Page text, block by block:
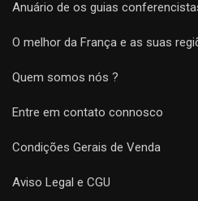
Anuário de os guias
O melhor da França e as suas
Quem somos nós ?
Entre em contato connosco
Condições Gerais de Venda
Aviso Legal e CGU